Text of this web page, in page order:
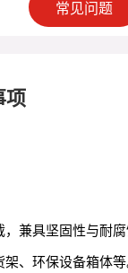
常见问题
项
兼具坚固性与耐腐
、环保设备箱体等